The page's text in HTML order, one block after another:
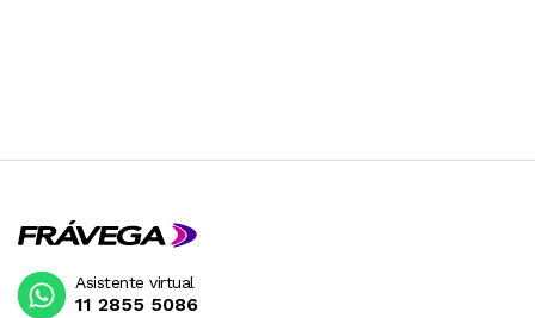
Asistente virtual
11 2855 5086